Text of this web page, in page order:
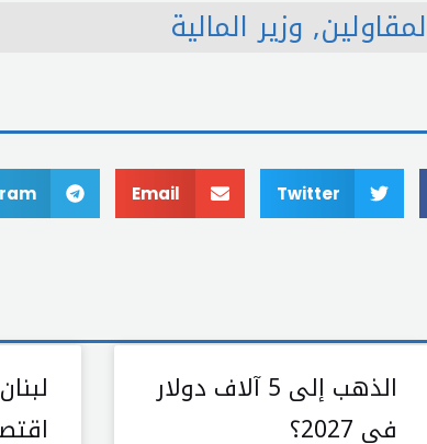
, وزير المالية
Twitter
Email
الذهب إلى 5 آلاف دولار
في 2027؟